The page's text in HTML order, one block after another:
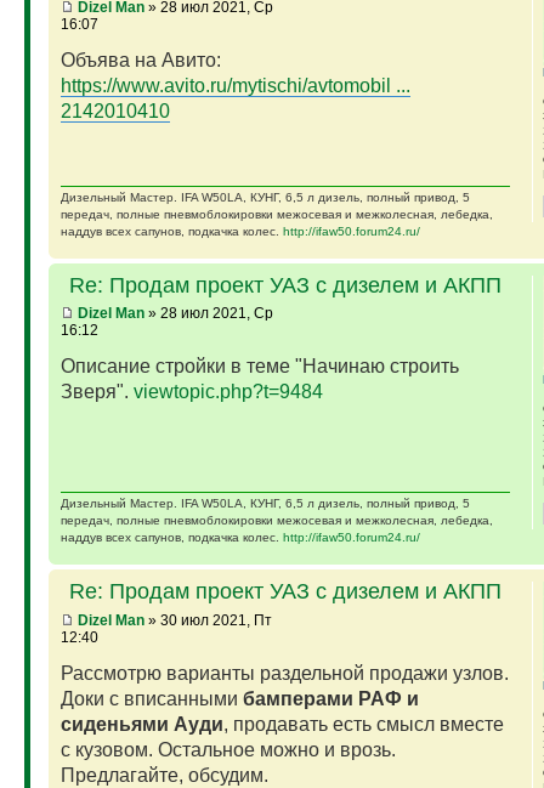
Dizel Man» 28 июл 2021, Ср
16:07
Объява на Авито:
https://www.avito.ru/mytischi/avtomobil ...
2142010410
Дизельный Мастер. IFA W50LA, КУНГ, 6,5 л дизель, полный привод, 5
передач, полные пневмоблокировки межосевая и межколесная, лебедка,
наддув всех сапунов, подкачка колес. http://ifaw50.forum24.ru/
Re: Продам проект УАЗ с дизелем и АКПП
Dizel Man» 28 июл 2021, Ср
16:12
Описание стройки в теме "Начинаю строить
Зверя". viewtopic.php?t=9484
Дизельный Мастер. IFA W50LA, КУНГ, 6,5 л дизель, полный привод, 5
передач, полные пневмоблокировки межосевая и межколесная, лебедка,
наддув всех сапунов, подкачка колес. http://ifaw50.forum24.ru/
Re: Продам проект УАЗ с дизелем и АКПП
Dizel Man» 30 июл 2021, Пт
12:40
Рассмотрю варианты раздельной продажи узлов.
Доки с вписанными бамперами РАФ и
сиденьями Ауди, продавать есть смысл вместе
с кузовом. Остальное можно и врозь.
Предлагайте, обсудим.